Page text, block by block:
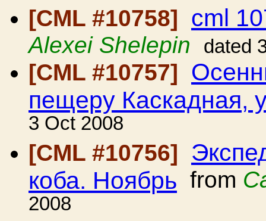
[CML #10758] cml
Alexei Shelepin dated
[CML #10757]
пещеру Каскадная,
3 Oct 2008
[CML #10756]
коба. Ноябрь from
2008